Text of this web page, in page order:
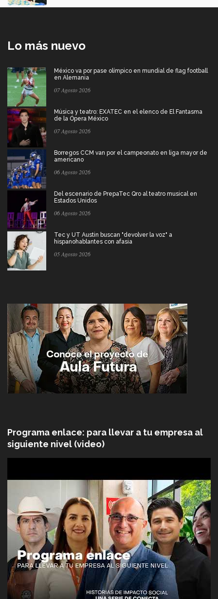
Lo más nuevo
México va por pase olímpico en mundial de flag football
en Alemania
07 Agosto 2026
Música y teatro: EXATEC en el elenco de El Fantasma
de la Ópera México
07 Agosto 2026
Borregos CCM van por el campeonato en liga mayor de
americano
06 Agosto 2026
Del escenario de PrepaTec Qro al teatro musical en
Estados Unidos
06 Agosto 2026
Tec y UT Austin buscan "devolver la voz" a
hispanohablantes con afasia
05 Agosto 2026
Programa enlace: para llevar a tu empresa al
siguiente nivel (video)